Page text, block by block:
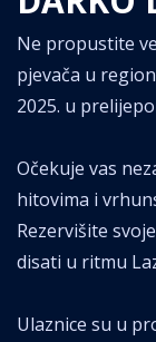
Ne propustite
pjevača u
2025. u
Očekuje vas
hitovima i
Rezervišite
disati u ritmu
Ulaznice su u